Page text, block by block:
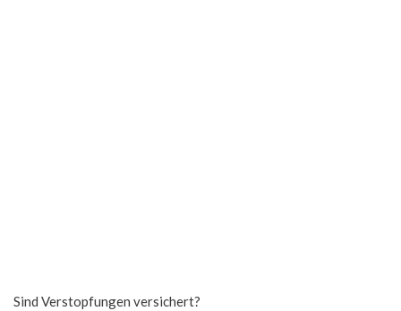
Sind Verstopfungen versichert?